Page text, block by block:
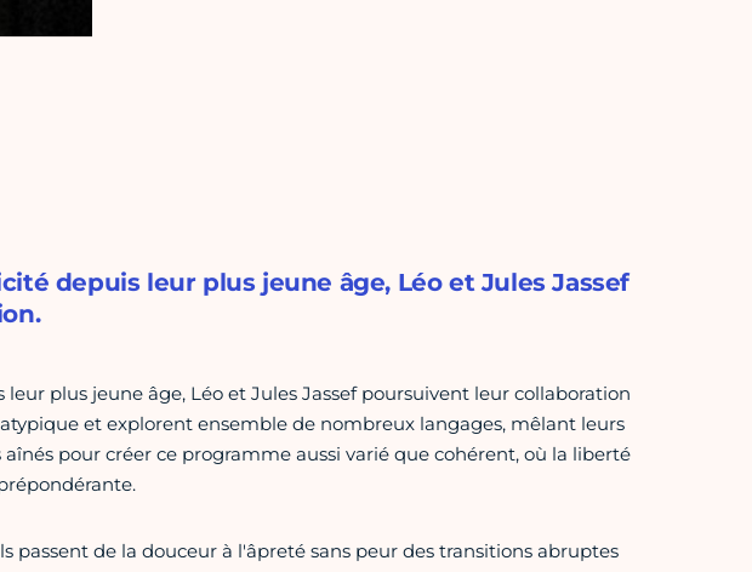
depuis leur plus jeune âge, Léo et Jules Jassef
plus jeune âge, Léo et Jules Jassef poursuivent leur collaboration
et explorent ensemble de nombreux langages, mêlant leurs
pour créer ce programme aussi varié que cohérent, où la liberté
passent de la douceur à l'âpreté sans peur des transitions abruptes